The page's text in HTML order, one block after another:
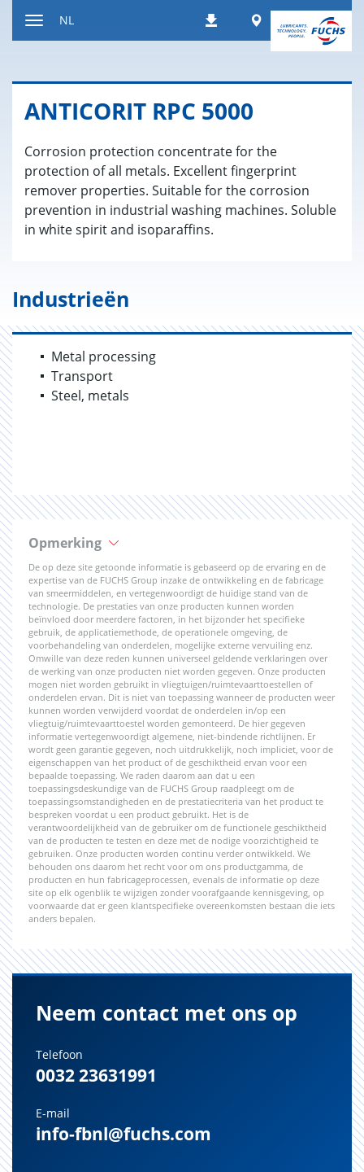
inhoud
DownloadsWorldwide
NL
AN­TI­CO­RIT RPC 5000
Corrosion protection concentrate for the
protection of all metals. Excellent fingerprint
remover properties. Suitable for the corrosion
prevention in industrial washing machines. Soluble
in white spirit and isoparaffins.
Industrieën
Metal processing
Transport
Steel, metals
Opmerking
De op deze site getoonde informatie is gebaseerd op de ervaring en de
expertise van de FUCHS Group inzake de ontwikkeling en de fabricage
van smeermiddelen, en vertegenwoordigt de huidige stand van de
technologie. De prestaties van onze producten kunnen worden
beïnvloed door meerdere factoren, in het bijzonder het specifieke
gebruik, de applicatiemethode, de operationele omgeving, de
voorbehandeling van onderdelen, mogelijke externe vervuiling enz.
Omwille van deze reden kunnen universeel geldende verklaringen over
de werking van onze producten niet worden gegeven. Onze producten
mogen niet worden gebruikt in vliegtuigen/ruimtevaarttoestellen of
onderdelen ervan. Dit is niet van toepassing wanneer de producten weer
kunnen worden verwijderd voordat de onderdelen in/op een
vliegtuig/ruimtevaarttoestel worden gemonteerd. De hier gegeven
informatie vertegenwoordigt algemene, niet-bindende richtlijnen. Er
wordt geen garantie gegeven, noch uitdrukkelijk, noch impliciet, voor de
eigenschappen van het product of de geschiktheid ervan voor een
bepaalde toepassing. We raden daarom aan dat u een
toepassingsdeskundige van de FUCHS Group raadpleegt om de
toepassingsomstandigheden en de prestatiecriteria van het product te
bespreken voordat u een product gebruikt. Het is de
verantwoordelijkheid van de gebruiker om de functionele geschiktheid
van de producten te testen en deze met de nodige voorzichtigheid te
gebruiken. Onze producten worden continu verder ontwikkeld. We
behouden ons daarom het recht voor om ons productgamma, de
producten en hun fabricageprocessen, evenals de informatie op deze
site op elk ogenblik te wijzigen zonder voorafgaande kennisgeving, op
voorwaarde dat er geen klantspecifieke overeenkomsten bestaan die iets
anders bepalen.
Neem contact met ons op
Telefoon
0032 23631991
E-mail
info-fbnl@fuchs.com